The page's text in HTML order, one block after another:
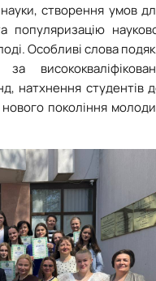
створення умов
популяризацію
Особливі слова
натхнення студентів
покоління